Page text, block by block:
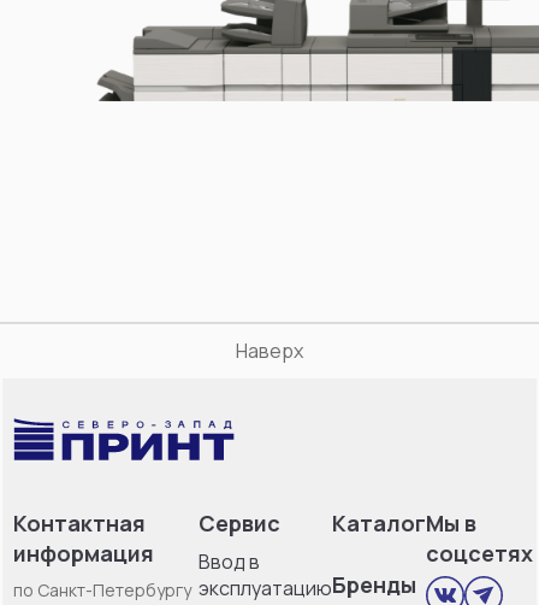
Наверх
Контактная
информация
по Санкт-Петербургу
Сервис
Ввод в
эксплуатацию
Каталог
Бренды
Мы в
соцсетях